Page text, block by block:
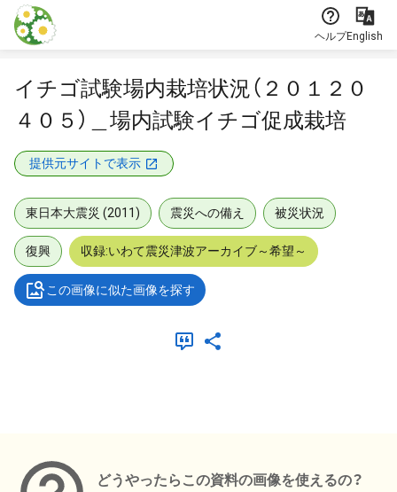
本文に飛ぶ
ヘルプEnglish
イチゴ試験場内栽培状況（２０１２０
４０５）＿場内試験イチゴ促成栽培
提供元サイトで表示
東日本大震災 (2011) 震災への備え 被災状況
復興 収録:いわて震災津波アーカイブ～希望～
この画像に似た画像を探す
どうやったらこの資料の画像を使えるの？